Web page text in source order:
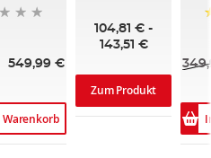
549,99 €
Warenkorb
104,81 € -
143,51 €
Zum Produkt